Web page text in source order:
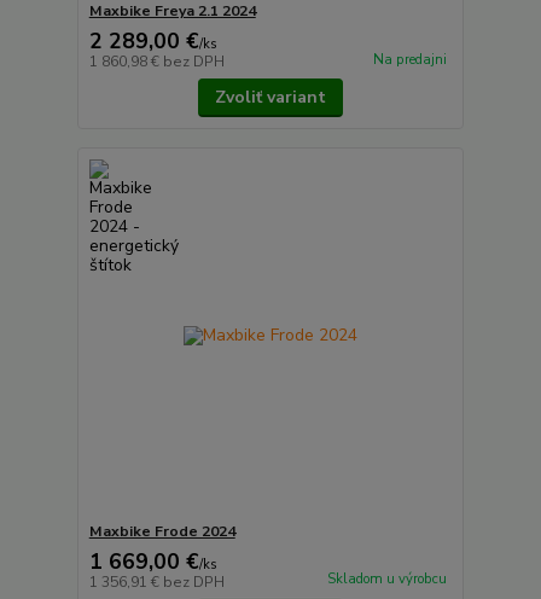
Maxbike Freya 2.1 2024
2 289,00 €/ks
1 860,98 € bez DPH Na predajni
Zvoliť variant
Maxbike Frode 2024
1 669,00 €/ks
1 356,91 € bez DPH Skladom u výrobcu